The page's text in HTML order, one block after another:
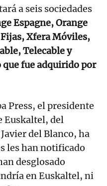
a seis sociedades
Espagne, Orange
Xfera Móviles,
Telecable y
que fue adquirido por
Press, el presidente
Euskaltel, del
del Blanco, ha
les han notificado
desglosado
en Euskaltel, ni